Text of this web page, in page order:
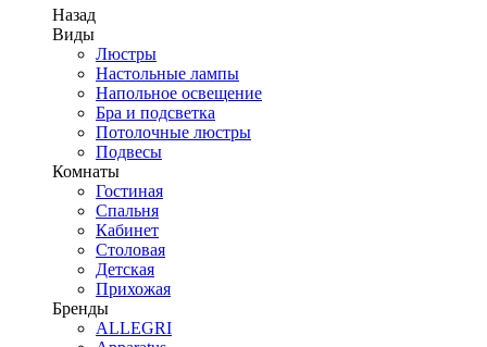
Назад
Виды
Люстры
Настольные лампы
Напольное освещение
Бра и подсветка
Потолочные люстры
Подвесы
Комнаты
Гостиная
Спальня
Кабинет
Столовая
Детская
Прихожая
Бренды
ALLEGRI